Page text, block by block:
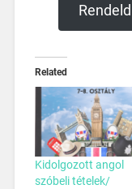
Related
Kidolgozott angol
szóbeli tételek/